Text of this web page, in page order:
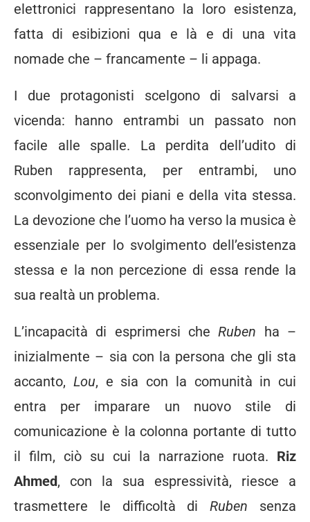
elettronici rappresentano la loro esistenza,
fatta di esibizioni qua e là e di una vita
nomade che – francamente – li appaga.
I due protagonisti scelgono di salvarsi a
vicenda: hanno entrambi un passato non
facile alle spalle. La perdita dell’udito di
Ruben rappresenta, per entrambi, uno
sconvolgimento dei piani e della vita stessa.
La devozione che l’uomo ha verso la musica è
essenziale per lo svolgimento dell’esistenza
stessa e la non percezione di essa rende la
sua realtà un problema.
L’incapacità di esprimersi cheRuben ha –
inizialmente – sia con la persona che gli sta
accanto, Lou, e sia con la comunità in cui
entra per imparare un nuovo stile di
comunicazione è la colonna portante di tutto
il film, ciò su cui la narrazione ruota. Riz
Ahmed, con la sua espressività, riesce a
trasmettere le difficoltà diRuben senza